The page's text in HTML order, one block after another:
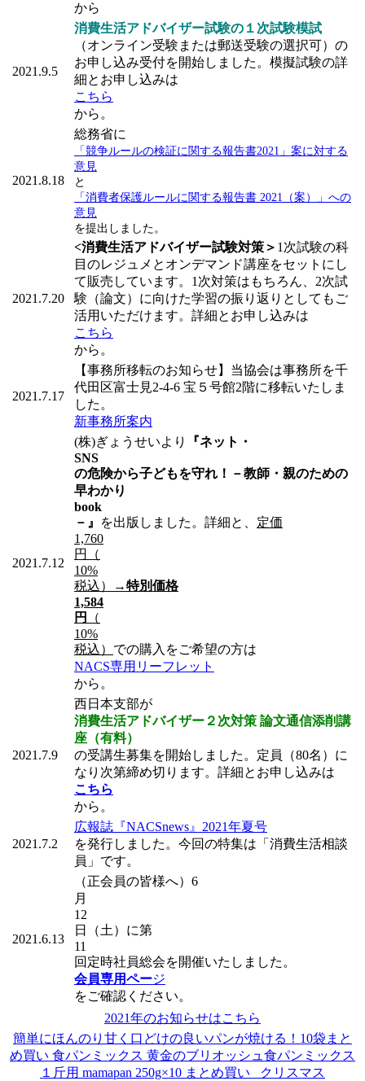
から
2021.9.5
消費生活アドバイザー試験の１次試験模試
（オンライン受験または郵送受験の選択可）の
お申し込み受付を開始しました。模擬試験の詳
細とお申し込みは
こちら
から。
2021.8.18
総務省に
「競争ルールの検証に関する報告書2021」案に対する
意見
と
「消費者保護ルールに関する報告書 2021（案）」への
意見
を提出しました。
2021.7.20
<消費生活アドバイザー試験対策＞ 1次試験の科
目のレジュメとオンデマンド講座をセットにし
て販売しています。1次対策はもちろん、2次試
験（論文）に向けた学習の振り返りとしてもご
活用いただけます。詳細とお申し込みは
こちら
から。
2021.7.17
【事務所移転のお知らせ】当協会は事務所を千
代田区富士見2-4-6 宝５号館2階に移転いたしま
した。
新事務所案内
2021.7.12
(株)ぎょうせいより
『ネット・
SNS
の危険から子どもを守れ！－教師・親のための
早わかり
book
－』
を出版しました。詳細と、 定価
1,760
円（
10%
税込）→特別価格
1,584
円
（
10%
税込） での購入をご希望の方は
NACS専用リーフレット
から。
2021.7.9
西日本支部が
消費生活アドバイザー２次対策 論文通信添削講
座（有料）
の受講生募集を開始しました。定員（80名）に
なり次第締め切ります。詳細とお申し込みは
こちら
から。
2021.7.2
広報誌『NACSnews』2021年夏号
を発行しました。今回の特集は「消費生活相談
員」です。
2021.6.13
（正会員の皆様へ）6
月
12
日（土）に第
11
回定時社員総会を開催いたしました。
会員専用ページ
をご確認ください。
2021年のお知らせはこちら
簡単にほんのり甘く口どけの良いパンが焼ける！10袋まと
め買い 食パンミックス 黄金のブリオッシュ食パンミックス
１斤用 mamapan 250g×10 まとめ買い_ クリスマス